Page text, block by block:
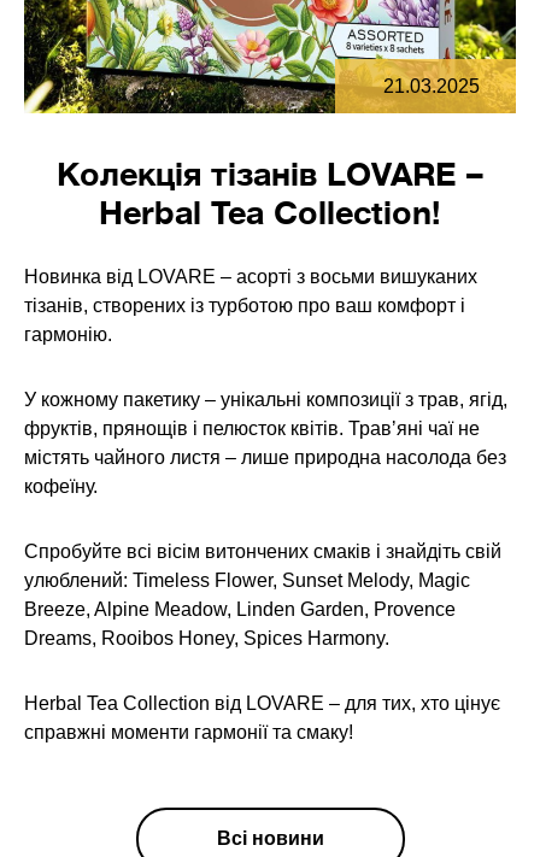
21.03.2025
Колекція тізанів LOVARE –
Herbal Tea Collection!
Новинка від LOVARE – асорті з восьми вишуканих
тізанів, створених із турботою про ваш комфорт і
гармонію.
У кожному пакетику – унікальні композиції з трав, ягід,
фруктів, прянощів і пелюсток квітів. Травʼяні чаї не
містять чайного листя – лише природна насолода без
кофеїну.
Спробуйте всі вісім витончених смаків і знайдіть свій
улюблений: Timeless Flower, Sunset Melody, Magic
Breeze, Alpine Meadow, Linden Garden, Provence
Dreams, Rooibos Honey, Spices Harmony.
Herbal Tea Collection від LOVARE – для тих, хто цінує
справжні моменти гармонії та смаку!
Всі новини